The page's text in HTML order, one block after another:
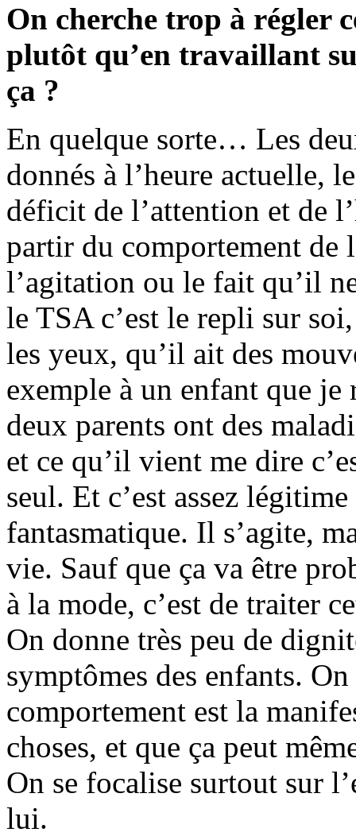
On cherche trop à régler
plutôt qu’en travaillant
ça ?
En quelque sorte… Les
donnés à l’heure actuelle,
déficit de l’attention et de
partir du comportement de
l’agitation ou le fait qu’il
le TSA c’est le repli sur
les yeux, qu’il ait des
exemple à un enfant que
deux parents ont des
et ce qu’il vient me dire
seul. Et c’est assez
fantasmatique. Il s’agite,
vie. Sauf que ça va être
à la mode, c’est de traiter
On donne très peu de
symptômes des enfants.
comportement est la
choses, et que ça peut
On se focalise surtout sur
lui.